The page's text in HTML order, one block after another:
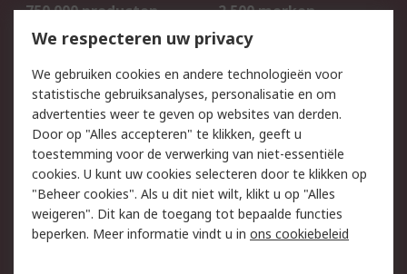
750.000 producten
2.500 merken
Bestellen
Inkoopoplossingen
Track & Trace
Wettelijk
Cookiebeleid
Email veiligheid
Privacybeleid
Websitevoorwaarden
Algemene
verkoopvoorwaarden
We respecteren uw privacy
We gebruiken cookies en andere technologieën voor
statistische gebruiksanalyses, personalisatie en om
advertenties weer te geven op websites van derden.
Door op "Alles accepteren" te klikken, geeft u
toestemming voor de verwerking van niet-essentiële
cookies. U kunt uw cookies selecteren door te klikken op
"Beheer cookies". Als u dit niet wilt, klikt u op "Alles
weigeren". Dit kan de toegang tot bepaalde functies
beperken. Meer informatie vindt u in ons cookiebeleid